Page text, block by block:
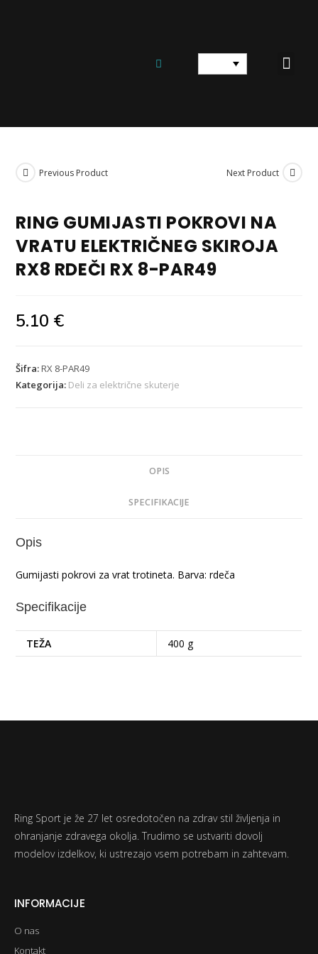
Previous Product Next Product
RING GUMIJASTI POKROVI NA
VRATU ELEKTRIČNEG SKIROJA
RX8 RDEČI RX 8-PAR49
5.10 €
Šifra:RX 8-PAR49
Kategorija: Deli za električne skuterje
OPIS
SPECIFIKACIJE
Opis
Gumijasti pokrovi za vrat trotineta. Barva: rdeča
Specifikacije
TEŽA 400 g
Ring Sport je že 27 let osredotočen na zdrav stil življenja in
ohranjanje zdravega okolja. Trudimo se ustvariti dovolj
modelov izdelkov, ki ustrezajo vsem potrebam in zahtevam.
INFORMACIJE
O nas
Kontakt